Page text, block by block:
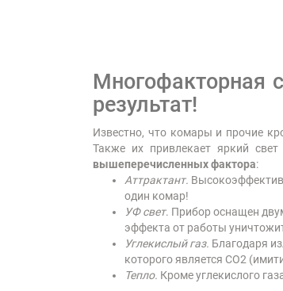
Многофакторная
результат!
Известно, что комары и прочие
Также их привлекает яркий свет
вышеперечисленных фактора:
Аттрактант.
один комар!
УФ свет. Прибор оснащен
эффекта от работы
Углекислый газ. Благодаря
которого является СО2
Тепло. Кроме углекислого